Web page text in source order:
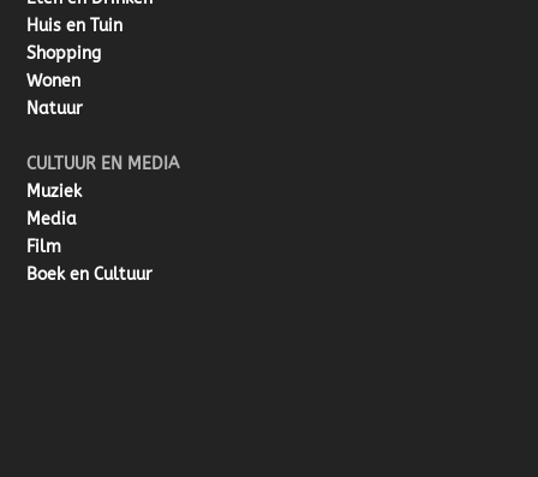
Huis en Tuin
Shopping
Wonen
Natuur
CULTUUR EN MEDIA
Muziek
Media
Film
Boek en Cultuur